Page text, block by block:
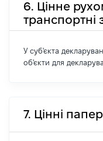
6. Цінне
транспортні
У суб'єкта
об'єкти для
7. Цінні